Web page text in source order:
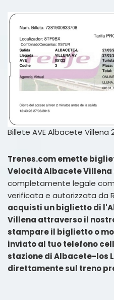
Billete AVE Albacete Villena
Trenes.com emette
Velocità Albacete
completamente legale
verificata e autorizzata da
acquisti un biglietto di
Villena attraverso il
stampare il biglietto o
inviato al tuo telefono
stazione di Albacete-los
direttamente sul treno